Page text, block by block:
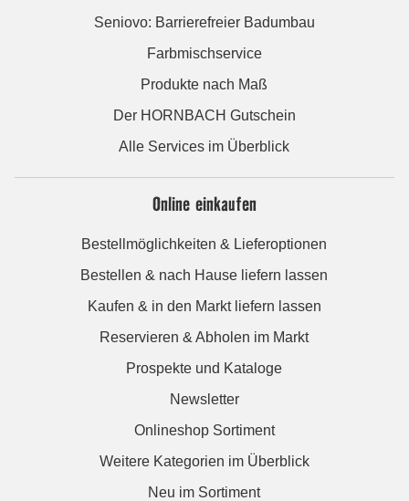
Seniovo: Barrierefreier Badumbau
Farbmischservice
Produkte nach Maß
Der HORNBACH Gutschein
Alle Services im Überblick
Online einkaufen
Bestellmöglichkeiten & Lieferoptionen
Bestellen & nach Hause liefern lassen
Kaufen & in den Markt liefern lassen
Reservieren & Abholen im Markt
Prospekte und Kataloge
Newsletter
Onlineshop Sortiment
Weitere Kategorien im Überblick
Neu im Sortiment